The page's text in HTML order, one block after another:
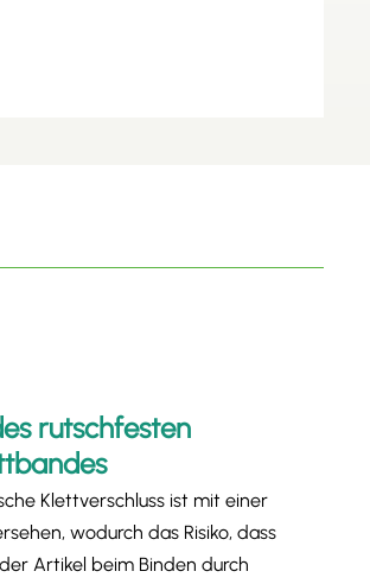
rutschfesten
Klettverschluss ist mit einer
wodurch das Risiko, dass
Artikel beim Binden durch